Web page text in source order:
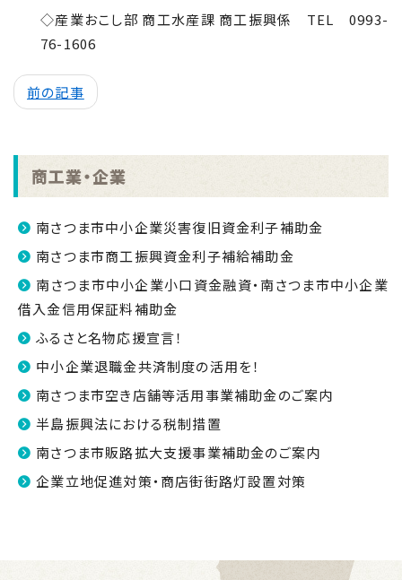
◇産業おこし部 商工水産課 商工振興係 TEL
0993-
76-1606
前の記事
商工業・企業
南さつま市中小企業災害復旧資金利子補助金
南さつま市商工振興資金利子補給補助金
南さつま市中小企業小口資金融資・南さつま市中小企業
借入金信用保証料補助金
ふるさと名物応援宣言！
中小企業退職金共済制度の活用を！
南さつま市空き店舗等活用事業補助金のご案内
半島振興法における税制措置
南さつま市販路拡大支援事業補助金のご案内
企業立地促進対策・商店街街路灯設置対策